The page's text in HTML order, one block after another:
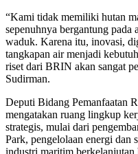
“Kami tidak memiliki hutan
sepenuhnya bergantung
waduk. Karena itu, inovasi,
tangkapan air menjadi
riset dari BRIN akan sangat
Sudirman.
Deputi Bidang Pemanfaatan
mengatakan ruang lingkup
strategis, mulai dari
Park, pengelolaan energi dan
industri maritim